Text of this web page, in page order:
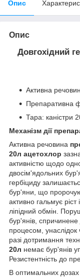
Опис
Опис
Довгохідний
Активна
Препаративна
Тара: каністри
Механізм дії
Активна речовина
20л ацетохлор
активністю щодо
двосім'ядольних
гербіциду
бур'яни, що
активно гальмує ріст
ліпідний обмін.
бур'янів,
процесом, унаслідок
разі дотримання
20л немає бур'янів
Резистентність до
В оптимальних